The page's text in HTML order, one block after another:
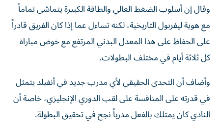
وقال إن أسلوب الضغط العالي والطاقة الكبيرة يتماشى تماماً
مع هوية ليفربول التاريخية، لكنه تساءل عما إذا كان الفريق قادراً
على الحفاظ على هذا المعدل البدني المرتفع مع خوض مباراة
كل ثلاثة أيام في مختلف البطولات.
وأضاف أن التحدي الحقيقي لأي مدرب جديد في أنفيلد يتمثل
في قدرته على المنافسة على لقب الدوري الإنجليزي، خاصة أن
النادي كان يمتلك بالفعل مدرباً نجح في تحقيق البطولة.